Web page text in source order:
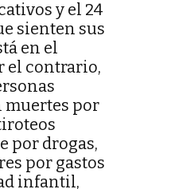
y el 24
sienten sus
en el
el contrario,
muertes por
por drogas,
por gastos
infantil,